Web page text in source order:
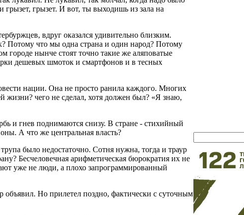
грызет, грызет. И вот, ты выходишь из зала на
вдруг оказался удивительно близким.
Потому что мы одна страна и один народ? Потому
городе нынче стоят точно такие же аляповатые
дешевых шмоток и смартфонов и в тесных
нации. Она не просто ранила каждого. Многих
жизни? чего не сделал, хотя должен был? «Я знаю,
и гнев поднимаются снизу. В стране - стихийный
А что же центральная власть?
было недостаточно. Сотня нужна, тогда и траур
Бесчеловечная арифметическая бюрократия их не
уже не люди, а плохо запрограммированный
Но прилетел поздно, фактически с суточным